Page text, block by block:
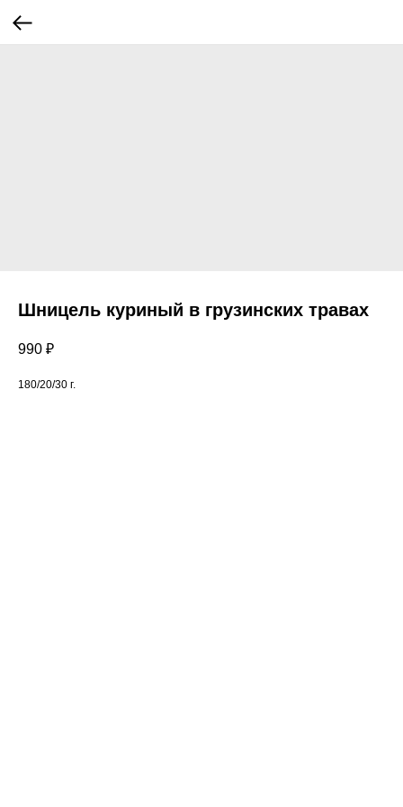
Шницель куриный в грузинских травах
990 ₽
180/20/30 г.